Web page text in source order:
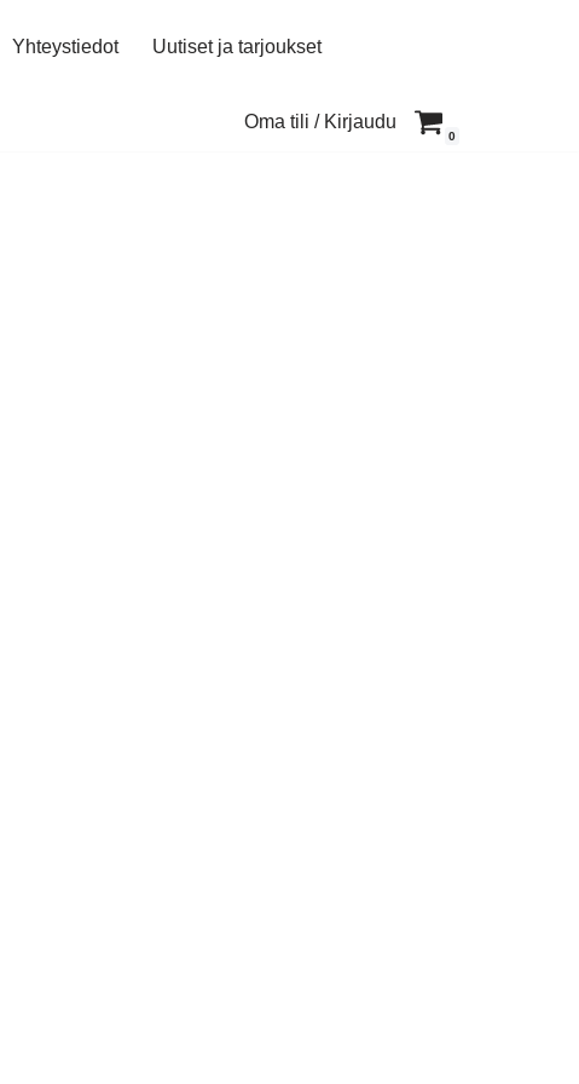
Yhteystiedot Uutiset ja tarjoukset
Oma tili / Kirjaudu
0